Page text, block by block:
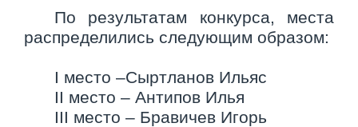
По результатам конкурса, места
распределились следующим образом:
I место –Сыртланов Ильяс
II место – Антипов Илья
III место – Бравичев Игорь